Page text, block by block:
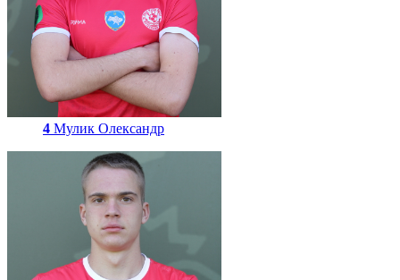
4 Мулик Олександр